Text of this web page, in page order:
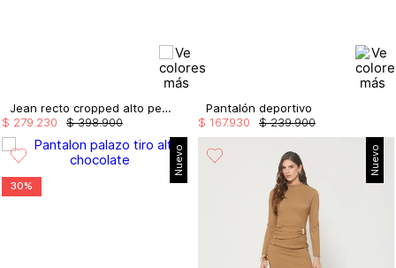
Jean recto cropped alto perlas costado
$ 398.900
$ 279 230
Pantalón deportivo
$ 239.900
$ 167.930
Nuevo
30%
Nuevo